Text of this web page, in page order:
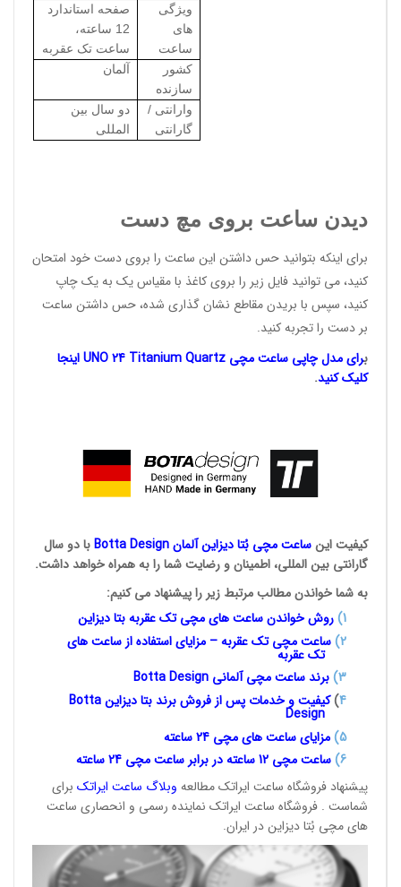
ویژگی
های
ساعت
صفحه استاندارد
12 ساعته،
ساعت تک عقربه
کشور
سازنده
آلمان
وارانتی /
گارانتی
دو سال بین
المللی
دیدن ساعت بروی مچ دست
برای اینکه بتوانید حس داشتن این ساعت را بروی دست خود امتحان
کنید، می توانید فایل زیر را بروی کاغذ با مقیاس یک به یک چاپ
کنید، سپس با بریدن مقاطع نشان گذاری شده، حس داشتن ساعت
بر دست را تجربه کنید.
برای مدل چاپی ساعت مچی UNO 24 Titanium Quartz اینجا
کلیک کنید.
کیفیت اینساعت مچی بُتادیزاین آلمانBotta Designبا دو سال
گارانتی بین المللی، اطمینان و رضایت شما را به همراه خواهد داشت.
به شما خواندن مطالب مرتبط زیر را پیشنهاد می کنیم:
1
)روش خواندن ساعت های مچی تکعقربه بتا دیزاین
2) ساعت مچی تک عقربه – مزایای استفاده از ساعت های
تک عقربه
3
)برند ساعت مچی آلمانی Botta Design
4
)کیفیت و خدمات پس از فروش برند بتا دیزاینBotta
Design
5) مزایای ساعت های مچی 24
ساعته
6) ساعت مچی 12 ساعته در برابر ساعت
مچی 24 ساعته
پیشنهاد فروشگاه ساعت ایراتک مطالعه وبلاگ ساعت ایراتک برای
شماست . فروشگاه ساعت ایراتک نماینده رسمی و انحصاری ساعت
های مچی بُتا دیزاین در ایران.